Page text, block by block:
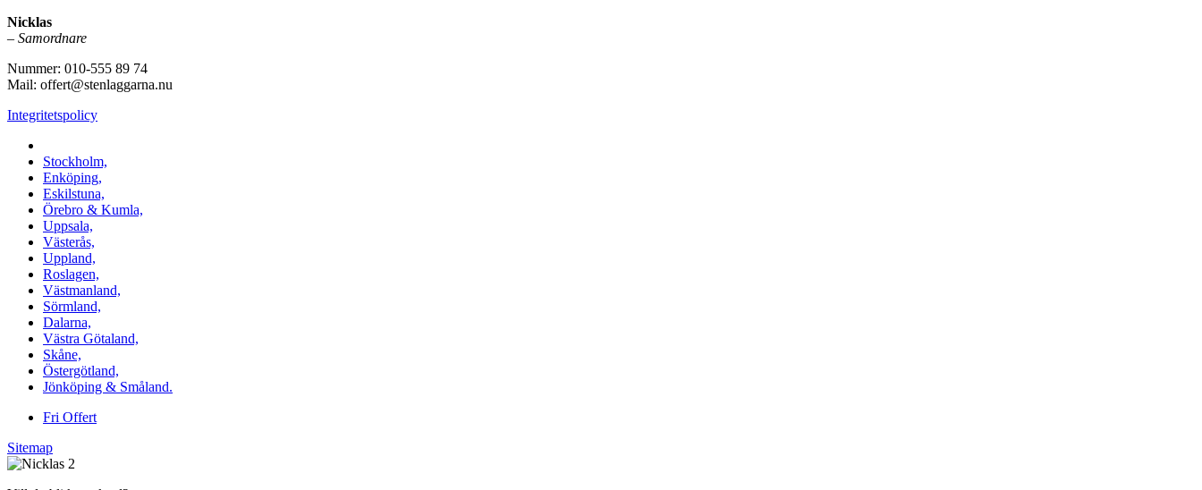
Nicklas
– Samordnare
Nummer: 010-555 89 74
Mail: offert@stenlaggarna.nu
Integritetspolicy
Stockholm,
Enköping,
Eskilstuna,
Örebro & Kumla,
Uppsala,
Västerås,
Uppland,
Roslagen,
Västmanland,
Sörmland,
Dalarna,
Västra Götaland,
Skåne,
Östergötland,
Jönköping & Småland.
Fri Offert
Sitemap